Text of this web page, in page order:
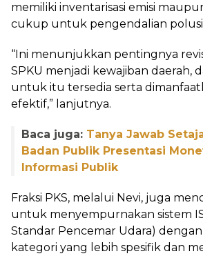
memiliki inventarisasi emisi
cukup untuk pengendalian polusi
“Ini menunjukkan pentingnya
SPKU menjadi kewajiban daerah,
untuk itu tersedia serta
efektif,” lanjutnya.
Baca juga: Tanya Jawab
Badan Publik Presentasi
Informasi Publik
Fraksi PKS, melalui Nevi, juga
untuk menyempurnakan sistem
Standar Pencemar Udara)
kategori yang lebih spesifik dan